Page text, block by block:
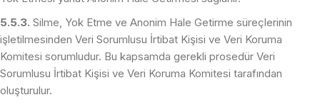
5.5.3. Silme, Yok Etme ve Anonim Hale Getirme süreçlerinin
işletilmesinden Veri Sorumlusu İrtibat Kişisi ve Veri Koruma
Komitesi sorumludur. Bu kapsamda gerekli prosedür Veri
Sorumlusu İrtibat Kişisi ve Veri Koruma Komitesi tarafından
oluşturulur.